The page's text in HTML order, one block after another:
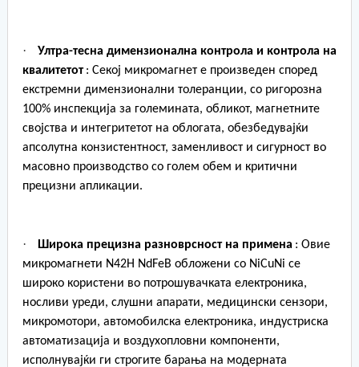
·
Ултра-тесна димензионална контрола и контрола на
квалитетот : Секој микромагнет е произведен според
екстремни димензионални толеранции, со ригорозна
100% инспекција за големината, обликот, магнетните
својства и интегритетот на облогата, обезбедувајќи
апсолутна конзистентност, заменливост и сигурност во
масовно производство со голем обем и критични
прецизни апликации.
· Широка прецизна разноврсност на примена : Овие
микромагнети N42H NdFeB обложени со NiCuNi се
широко користени во потрошувачката електроника,
носливи уреди, слушни апарати, медицински сензори,
микромотори, автомобилска електроника, индустриска
автоматизација и воздухопловни компоненти,
исполнувајќи ги строгите барања на модерната